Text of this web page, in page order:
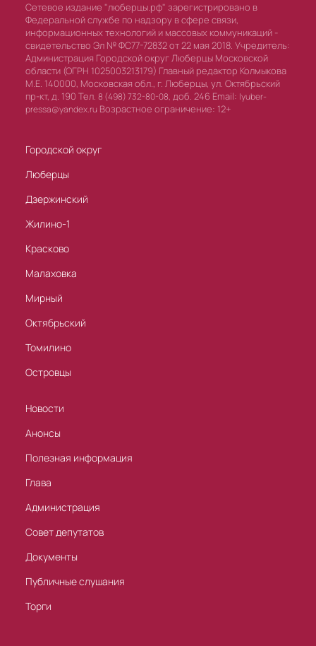
Сетевое издание "люберцы.рф" зарегистрировано в
Федеральной службе по надзору в сфере связи,
информационных технологий и массовых коммуникаций -
свидетельство Эл № ФС77-72832 от 22 мая 2018. Учредитель:
Администрация Городской округ Люберцы Московской
области (ОГРН 1025003213179) Главный редактор Колмыкова
М.Е. 140000, Московская обл., г. Люберцы, ул. Октябрьский
пр-кт, д. 190 Тел. 8 (498) 732-80-08, доб. 246 Email: lyuber-
pressa@yandex.ru Возрастное ограничение: 12+
Городской округ
Люберцы
Дзержинский
Жилино-1
Красково
Малаховка
Мирный
Октябрьский
Томилино
Островцы
Новости
Анонсы
Полезная информация
Глава
Администрация
Совет депутатов
Документы
Публичные слушания
Торги